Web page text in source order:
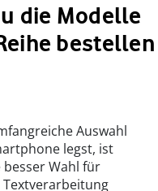
die Modelle
bestellen
Auswahl
legst, ist
besser Wahl für